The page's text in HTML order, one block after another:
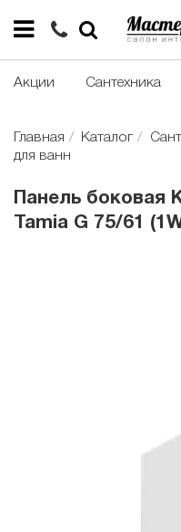
Акции Сантехника
Главная Каталог
для ванн
Панель боковая
Tamia G 75/61